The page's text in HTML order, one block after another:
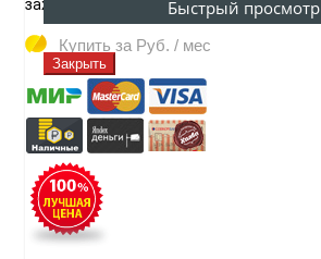
зажимы.
Купить за Руб. / мес
Быстрый просмотр
Закрыть